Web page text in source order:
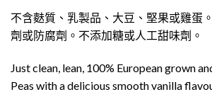
不含麩質、乳製品、大豆、堅果或雞蛋
劑或防腐劑。不添加糖或人工甜味劑。
Just clean, lean, 100% European grown
Peas with a delicious smooth vanilla